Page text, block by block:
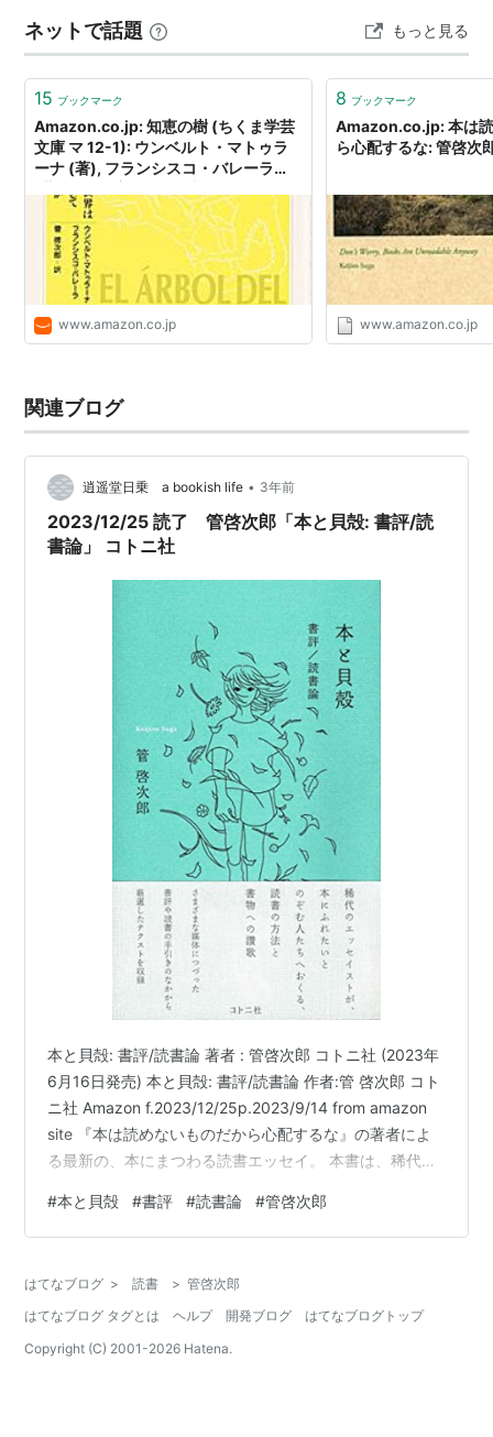
介には、”『銀河鉄道…
ネットで話題 もっと見る
15 ブックマーク
Amazon.co.jp: 知恵の樹 (ちくま学芸
文庫 マ 12-1): ウンベルト・マトゥラ
ーナ (著), フランシスコ・バレーラ
www.amazon.co.jp
8 ブックマーク
Amazon.co.jp: 本は
ら心配するな: 管啓次
www.amazon.co.jp
関連ブログ
逍遥堂日乗 a bookish life • 3年前
2023/12/25 読了 管啓次郎「本と貝殻: 書評/読
書論」 コトニ社
本と貝殻: 書評/読書論 著者 : 管啓次郎 コトニ社 (2023年
6月16日発売) 本と貝殻: 書評/読書論 作者:管 啓次郎 コト
ニ社 Amazon f.2023/12/25p.2023/9/14 from amazon
site 『本は読めないものだから心配するな』の著者によ
る最新の、本にまつわる読書エッセイ。 本書は、稀代の
な書評や読書論のなかからとくに厳選したテクストを集
成したものです。読書の方法と書物への讃歌にあふれた
本とともに生きたいとのぞむ人たちへとどける、読書の
ための書物の実用…
#本と貝殻 #書評 #読書論 #管啓次郎
はてなブログ > 読書 > 管啓次郎
はてなブログ タグとは
ヘルプ 開発ブログ
はてなブログトップ
Copyright (C) 2001-2026 Hatena.